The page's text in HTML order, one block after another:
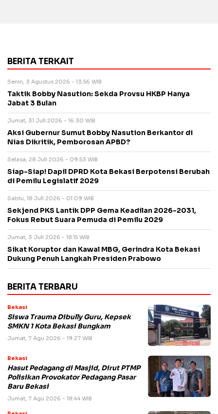
BERITA TERKAIT
Senin, 3 Agustus 2026 - 13:56 WIB
Taktik Bobby Nasution: Sekda Provsu HKBP Hanya
Jabat 3 Bulan
Jumat, 31 Juli 2026 - 16:30 WIB
Aksi Gubernur Sumut Bobby Nasution Berkantor di
Nias Dikritik, Pemborosan APBD?
Selasa, 28 Juli 2026 - 09:53 WIB
Siap-Siap! Dapil DPRD Kota Bekasi Berpotensi Berubah
di Pemilu Legislatif 2029
Sabtu, 18 Juli 2026 - 01:09 WIB
Sekjend PKS Lantik DPP Gema Keadilan 2026-2031,
Fokus Rebut Suara Pemuda di Pemilu 2029
Jumat, 3 Juli 2026 - 18:15 WIB
Sikat Koruptor dan Kawal MBG, Gerindra Kota Bekasi
Dukung Penuh Langkah Presiden Prabowo
BERITA TERBARU
Bekasi
Siswa Trauma Dibully Guru, Kepsek
SMKN 1 Kota Bekasi Bungkam
Jumat, 7 Agu 2026 - 19:27 WIB
Bekasi
Hasut Pedagang di Masjid, Dirut PTMP
Polisikan Provokator Pedagang Pasar
Baru Bekasi
Jumat, 7 Agu 2026 - 18:44 WIB